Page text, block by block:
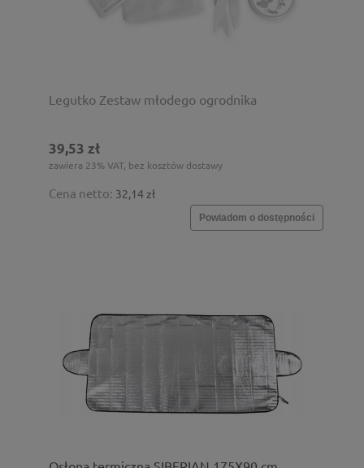
Legutko Zestaw młodego ogrodnika
39,53 zł
zawiera 23% VAT, bez kosztów dostawy
Cena netto: 32,14 zł
Powiadom o dostępności